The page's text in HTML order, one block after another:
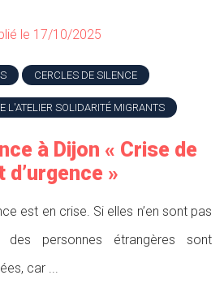
le 17/10/2025
CERCLES DE SILENCE
L'ATELIER SOLIDARITÉ MIGRANTS
à Dijon « Crise de
d’urgence »
est en crise. Si elles n’en sont pas
des personnes étrangères sont
car ...